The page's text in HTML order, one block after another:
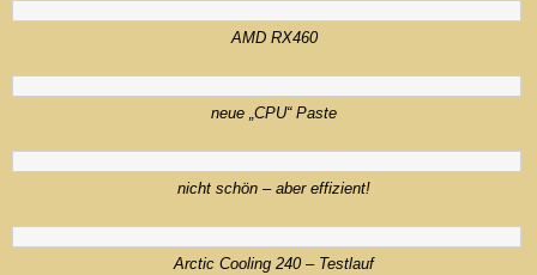
AMD RX460
neue „CPU“ Paste
nicht schön – aber effizient!
Arctic Cooling 240 – Testlauf